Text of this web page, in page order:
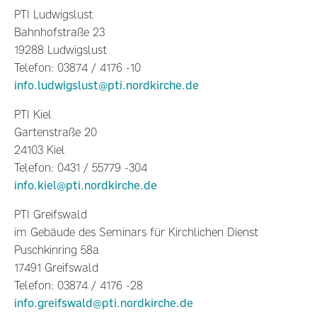
PTI Ludwigslust
Bahnhofstraße 23
19288 Ludwigslust
Telefon: 03874 / 4176 -10
info.ludwigslust@pti.nordkirche.de
PTI Kiel
Gartenstraße 20
24103 Kiel
Telefon: 0431 / 55779 -304
info.kiel@pti.nordkirche.de
PTI Greifswald
im Gebäude des Seminars für Kirchlichen Dienst
Puschkinring 58a
17491 Greifswald
Telefon: 03874 / 4176 -28
info.greifswald@pti.nordkirche.de